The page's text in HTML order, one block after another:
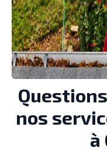
nos
à